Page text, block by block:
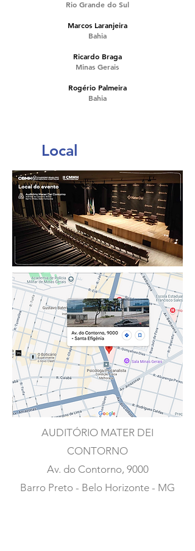
Rio Grande do Sul
Marcos Laranjeira
Bahia
Ricardo Braga
Minas Gerais
Rogério Palmeira
Bahia
Local
AUDITÓRIO MATER DEI
CONTORNO
Av. do Contorno, 9000
Barro Preto - Belo Horizonte - MG